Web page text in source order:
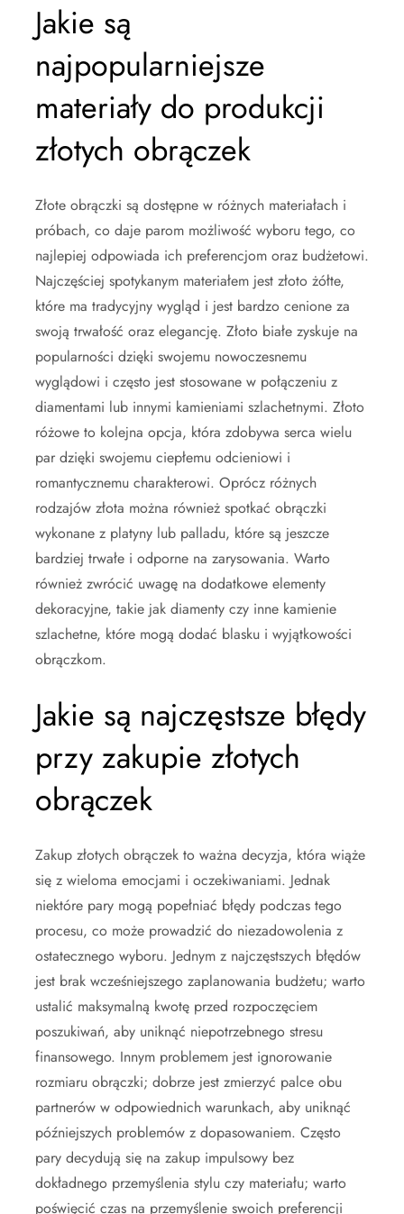
Jakie są
najpopularniejsze
materiały do produkcji
złotych obrączek
Złote obrączki są dostępne w różnych materiałach i
próbach, co daje parom możliwość wyboru tego, co
najlepiej odpowiada ich preferencjom oraz budżetowi.
Najczęściej spotykanym materiałem jest złoto żółte,
które ma tradycyjny wygląd i jest bardzo cenione za
swoją trwałość oraz elegancję. Złoto białe zyskuje na
popularności dzięki swojemu nowoczesnemu
wyglądowi i często jest stosowane w połączeniu z
diamentami lub innymi kamieniami szlachetnymi. Złoto
różowe to kolejna opcja, która zdobywa serca wielu
par dzięki swojemu ciepłemu odcieniowi i
romantycznemu charakterowi. Oprócz różnych
rodzajów złota można również spotkać obrączki
wykonane z platyny lub palladu, które są jeszcze
bardziej trwałe i odporne na zarysowania. Warto
również zwrócić uwagę na dodatkowe elementy
dekoracyjne, takie jak diamenty czy inne kamienie
szlachetne, które mogą dodać blasku i wyjątkowości
obrączkom.
Jakie są najczęstsze błędy
przy zakupie złotych
obrączek
Zakup złotych obrączek to ważna decyzja, która wiąże
się z wieloma emocjami i oczekiwaniami. Jednak
niektóre pary mogą popełniać błędy podczas tego
procesu, co może prowadzić do niezadowolenia z
ostatecznego wyboru. Jednym z najczęstszych błędów
jest brak wcześniejszego zaplanowania budżetu; warto
ustalić maksymalną kwotę przed rozpoczęciem
poszukiwań, aby uniknąć niepotrzebnego stresu
finansowego. Innym problemem jest ignorowanie
rozmiaru obrączki; dobrze jest zmierzyć palce obu
partnerów w odpowiednich warunkach, aby uniknąć
późniejszych problemów z dopasowaniem. Często
pary decydują się na zakup impulsowy bez
dokładnego przemyślenia stylu czy materiału; warto
poświęcić czas na przemyślenie swoich preferencji